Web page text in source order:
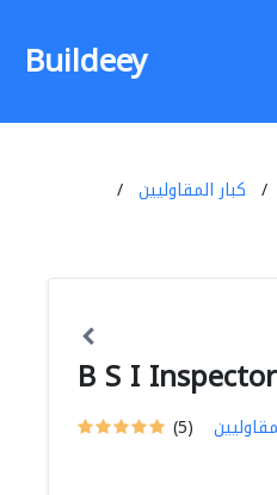
Buildeey
كبار المقاوليين
B S I
(5)